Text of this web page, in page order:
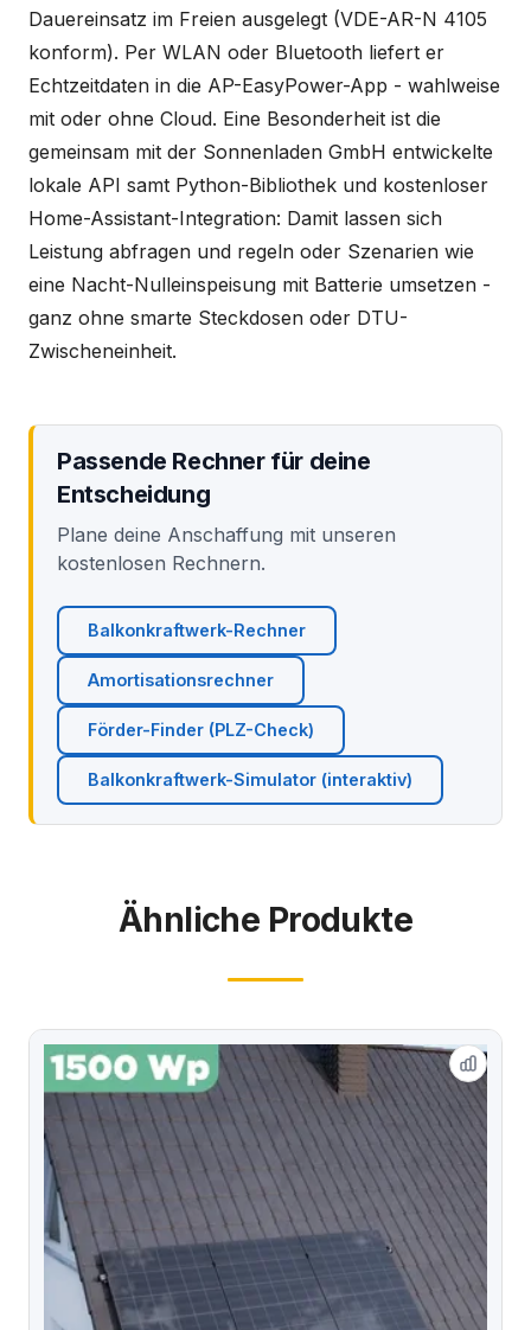
Dauereinsatz im Freien ausgelegt (VDE-AR-N 4105
konform). Per WLAN oder Bluetooth liefert er
Echtzeitdaten in die AP-EasyPower-App - wahlweise
mit oder ohne Cloud. Eine Besonderheit ist die
gemeinsam mit der Sonnenladen GmbH entwickelte
lokale API samt Python-Bibliothek und kostenloser
Home-Assistant-Integration: Damit lassen sich
Leistung abfragen und regeln oder Szenarien wie
eine Nacht-Nulleinspeisung mit Batterie umsetzen -
ganz ohne smarte Steckdosen oder DTU-
Zwischeneinheit.
Passende Rechner für deine
Entscheidung
Plane deine Anschaffung mit unseren
kostenlosen Rechnern.
Balkonkraftwerk-Rechner
Amortisationsrechner
Förder-Finder (PLZ-Check)
Balkonkraftwerk-Simulator (interaktiv)
Ähnliche Produkte